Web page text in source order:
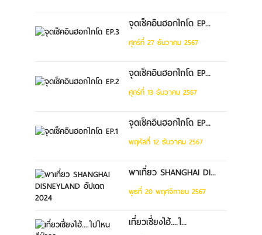
จุดเช็คอินฮอกไกโด EP...
ศุกร์ที่ 27 ธันวาคม 2567
จุดเช็คอินฮอกไกโด EP...
ศุกร์ที่ 13 ธันวาคม 2567
จุดเช็คอินฮอกไกโด EP...
พฤหัสที่ 12 ธันวาคม 2567
พาเที่ยว SHANGHAI DI...
พุธที่ 20 พฤศจิกายน 2567
เที่ยวเซี่ยงไฮ้....ไ...